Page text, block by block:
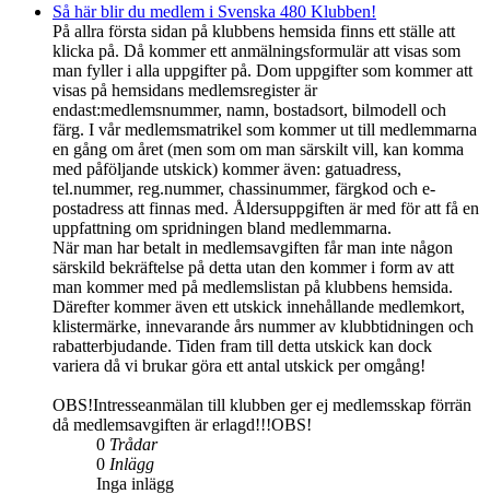
Så här blir du medlem i Svenska 480 Klubben!
På allra första sidan på klubbens hemsida finns ett ställe att
klicka på. Då kommer ett anmälningsformulär att visas som
man fyller i alla uppgifter på. Dom uppgifter som kommer att
visas på hemsidans medlemsregister är
endast:medlemsnummer, namn, bostadsort, bilmodell och
färg. I vår medlemsmatrikel som kommer ut till medlemmarna
en gång om året (men som om man särskilt vill, kan komma
med påföljande utskick) kommer även: gatuadress,
tel.nummer, reg.nummer, chassinummer, färgkod och e-
postadress att finnas med. Åldersuppgiften är med för att få en
uppfattning om spridningen bland medlemmarna.
När man har betalt in medlemsavgiften får man inte någon
särskild bekräftelse på detta utan den kommer i form av att
man kommer med på medlemslistan på klubbens hemsida.
Därefter kommer även ett utskick innehållande medlemkort,
klistermärke, innevarande års nummer av klubbtidningen och
rabatterbjudande. Tiden fram till detta utskick kan dock
variera då vi brukar göra ett antal utskick per omgång!
OBS!Intresseanmälan till klubben ger ej medlemsskap förrän
då medlemsavgiften är erlagd!!!OBS!
0 Trådar
0 Inlägg
Inga inlägg